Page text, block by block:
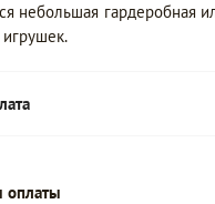
небольшая гардеробная
оплаты